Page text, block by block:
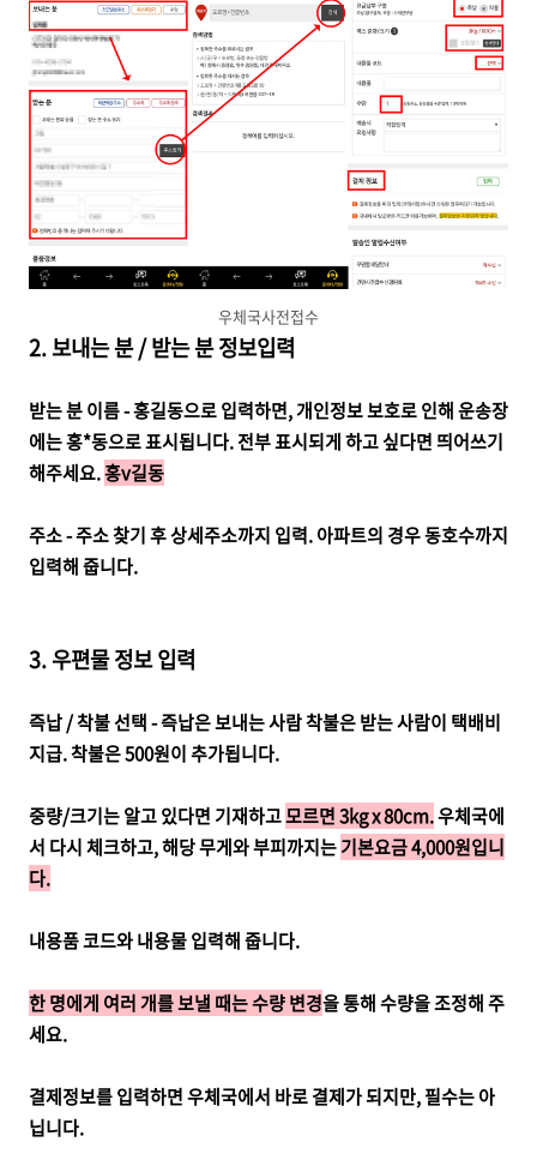
우체국사전접수
2. 보내는 분 / 받는 분 정보입력
받는 분 이름 - 홍길동으로 입력하면, 개인정보 보호로 인해 운송장
에는 홍*동으로 표시됩니다. 전부 표시되게 하고 싶다면 띄어쓰기
해주세요.홍v길동
주소 - 주소 찾기 후 상세주소까지 입력. 아파트의 경우 동호수까지
입력해 줍니다.
3. 우편물 정보 입력
즉납 / 착불 선택 - 즉납은 보내는 사람 착불은 받는 사람이 택배비
지급. 착불은 500원이 추가됩니다.
중량/크기는 알고 있다면 기재하고모르면 3kg x 80cm.우체국에
서 다시 체크하고, 해당 무게와 부피까지는기본요금 4,000원입니
다.
내용품 코드와 내용물 입력해 줍니다.
한 명에게 여러 개를 보낼 때는 수량 변경을 통해 수량을 조정해 주
세요.
결제정보를 입력하면 우체국에서 바로 결제가 되지만, 필수는 아
닙니다.